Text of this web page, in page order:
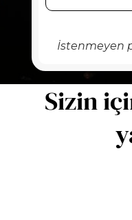
İstenmeyen
Sizin